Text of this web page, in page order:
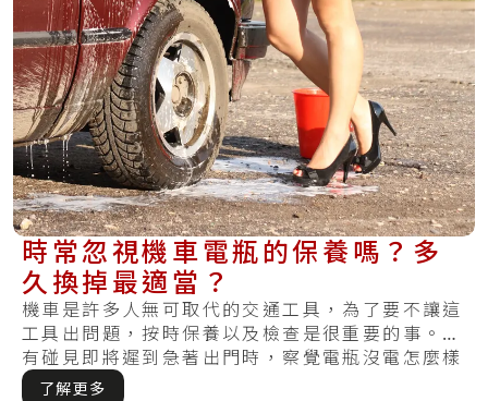
時常忽視機車電瓶的保養嗎？多
久換掉最適當？
機車是許多人無可取代的交通工具，為了要不讓這
工具出問題，按時保養以及檢查是很重要的事。你
有碰見即將遲到急著出門時，察覺電瓶沒電怎麼樣
皆無.....
了解更多